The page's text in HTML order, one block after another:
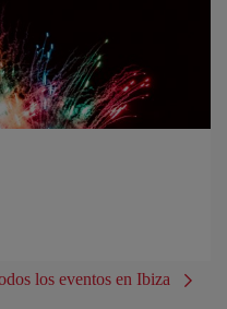
los eventos en Ibiza